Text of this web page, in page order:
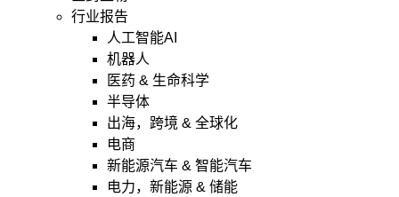
行业报告
人工智能AI
机器人
医药 & 生命科学
半导体
出海，跨境 & 全球化
电商
新能源汽车 & 智能汽车
电力，新能源 & 储能